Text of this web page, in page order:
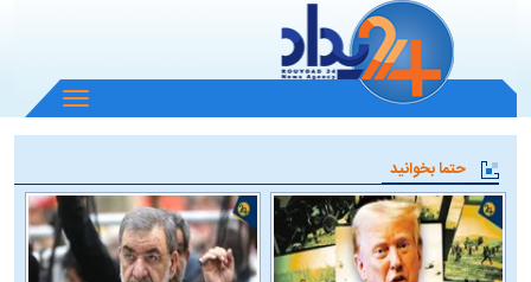
باز
و
منو
حتما بخوانید